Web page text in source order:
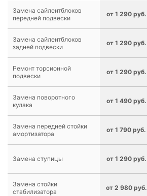
Замена сайлентблоков
передней подвески
от 1 290 руб.
Замена сайлентблоков
задней подвески
от 1 290 руб.
Ремонт торсионной
подвески
от 1 290 руб.
Замена поворотного
кулака
от 1 490 руб.
Замена передней стойки
амортизатора
от 1 790 руб.
Замена ступицы от 1 290 руб.
Замена стойки
стабилизатора
от 2 980 руб.